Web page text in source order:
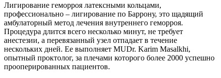
Лигирование геморроя латексными кольцами,
профессионально – лигирование по Баррону, это щадящий
амбулаторный метод лечения внутреннего геморроя.
Процедура длится всего несколько минут, не требует
анестезии, а перевязанный узел отпадает в течение
нескольких дней. Ее выполняет MUDr. Karim Masalkhi,
опытный проктолог, за плечами которого более 2000 успешно
прооперированных пациентов.